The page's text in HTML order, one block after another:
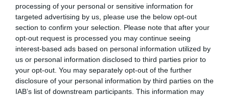
processing of your personal or sensitive information for
targeted advertising by us, please use the below opt-out
section to confirm your selection. Please note that after your
opt-out request is processed you may continue seeing
interest-based ads based on personal information utilized by
us or personal information disclosed to third parties prior to
your opt-out. You may separately opt-out of the further
disclosure of your personal information by third parties on the
IAB’s list of downstream participants. This information may
Tags
POP - ROCK - ALTERNATIVE
ΕΝΤΕΧΝΟ - ΛΑΪΚΟ - ΠΑΡΑΔΟΣΙΑΚΗ
ΗΛΕΚΤΡΟΝΙΚΗ - ΠΕΙΡΑΜΑΤΙΚΗ
ΜΟΥΣΙΚΑ ΦΕΣΤΙΒΑΛ
ΝΤΟΚΙΜΑΝΤΕΡ - ΙΣΤΟΡΙΚΕΣ ΤΑΙΝΙΕΣ
ΣΥΝΑΥΛΙΕΣ 2022